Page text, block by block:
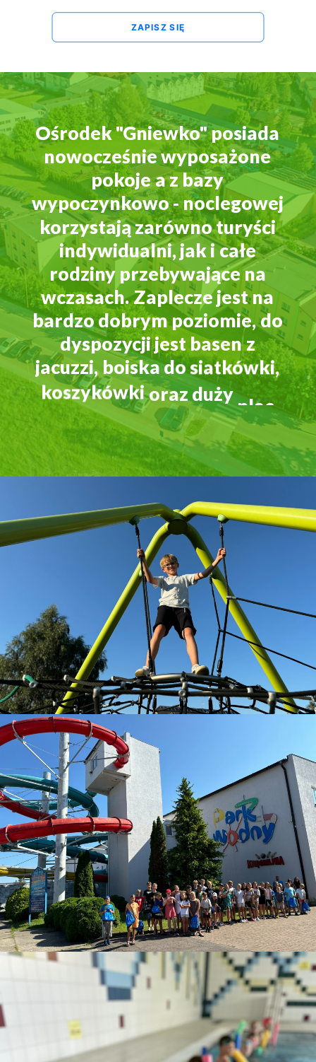
ZAPISZ SIĘ
Ośrodek"Gniewko"posiada
nowocześniewyposażone
pokojeazbazy
wypoczynkowo-noclegowej
korzystajązarównoturyści
indywidualni,jakicałe
rodziny przebywającena
wczasach.Zapleczejestna
bardzodobrympoziomie,do
dyspozycjijest basenz
jacuzzi, boiskadosiatkówki,
koszykówkioraz dużyplac
zabawdladzieci.